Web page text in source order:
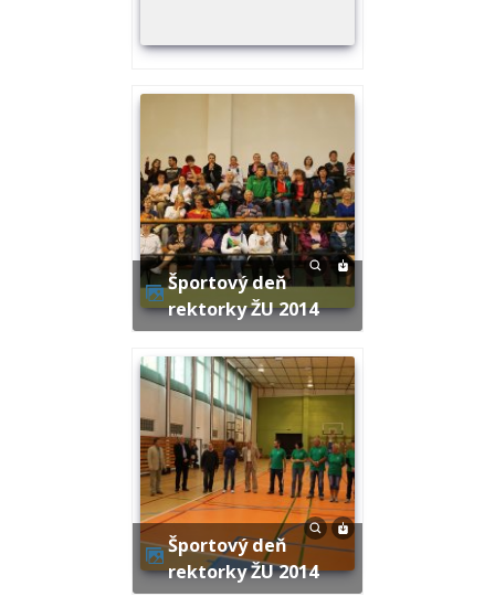
Športový deň
rektorky ŽU 2014
Športový deň
rektorky ŽU 2014